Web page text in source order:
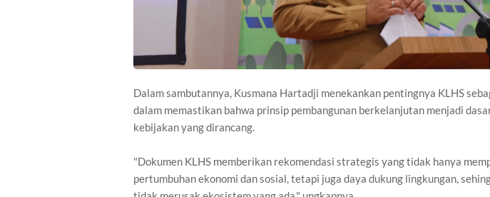
Dalam sambutannya, Kusmana Hartadji menekankan pentingnya KLHS
dalam memastikan bahwa prinsip pembangunan berkelanjutan menjadi
kebijakan yang dirancang.
"Dokumen KLHS memberikan rekomendasi strategis yang tidak hanya
pertumbuhan ekonomi dan sosial, tetapi juga daya dukung lingkungan,